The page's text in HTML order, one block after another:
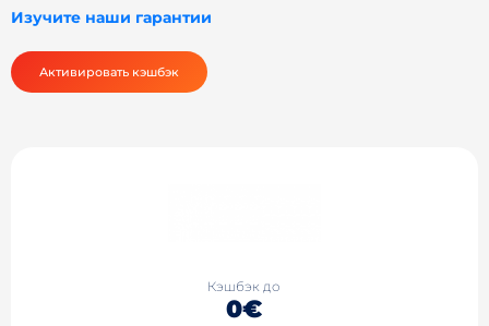
Изучите наши гарантии
Активировать кэшбэк
Кэшбэк до
0€